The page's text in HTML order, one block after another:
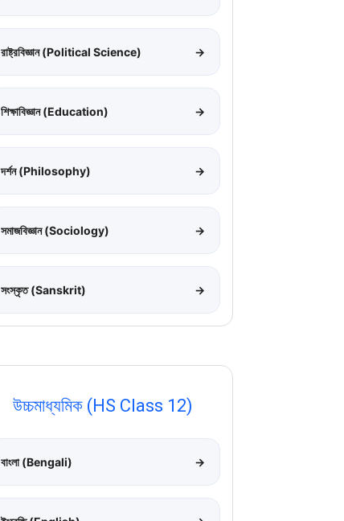
রাষ্ট্রবিজ্ঞান (Political Science) →
শিক্ষাবিজ্ঞান (Education) →
দর্শন (Philosophy) →
সমাজবিজ্ঞান (Sociology) →
সংস্কৃত (Sanskrit) →
উচ্চমাধ্যমিক (HS Class 12)
বাংলা (Bengali) →